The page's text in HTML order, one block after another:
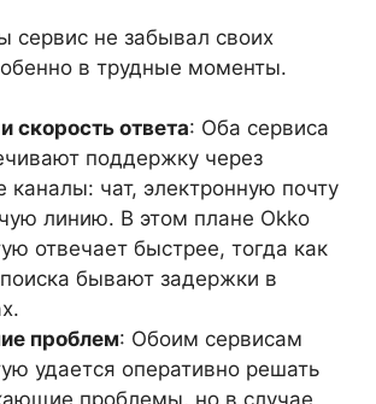
сервис не забывал своих
в трудные моменты.
скорость ответа: Оба сервиса
поддержку через
каналы: чат, электронную почту
линию. В этом плане Okko
отвечает быстрее, тогда как
бывают задержки в
проблем: Обоим сервисам
удается оперативно решать
проблемы, но в случае